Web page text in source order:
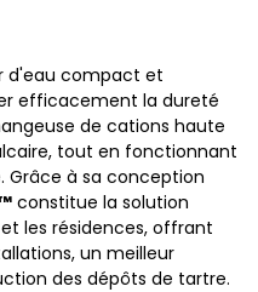
d'eau compact et
efficacement la dureté
de cations haute
tout en fonctionnant
Grâce à sa conception
constitue la solution
les résidences, offrant
un meilleur
des dépôts de tartre.